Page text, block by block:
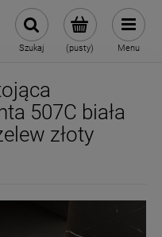
(pusty)
Szukaj Menu
507C biała
złoty